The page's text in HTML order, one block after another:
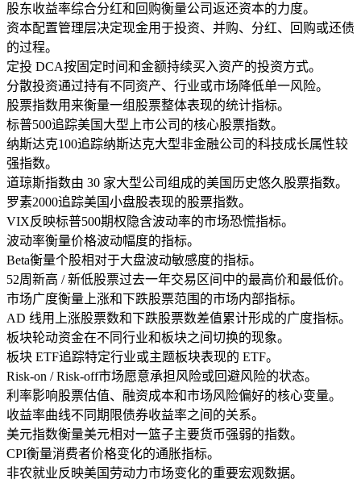
股东收益率综合分红和回购衡量公司返还资本的力度。
资本配置管理层决定现金用于投资、并购、分红、回购或还债
的过程。
定投 DCA按固定时间和金额持续买入资产的投资方式。
分散投资通过持有不同资产、行业或市场降低单一风险。
股票指数用来衡量一组股票整体表现的统计指标。
标普500追踪美国大型上市公司的核心股票指数。
纳斯达克100追踪纳斯达克大型非金融公司的科技成长属性较
强指数。
道琼斯指数由 30 家大型公司组成的美国历史悠久股票指数。
罗素2000追踪美国小盘股表现的股票指数。
VIX反映标普500期权隐含波动率的市场恐慌指标。
波动率衡量价格波动幅度的指标。
Beta衡量个股相对于大盘波动敏感度的指标。
52周新高 / 新低股票过去一年交易区间中的最高价和最低价。
市场广度衡量上涨和下跌股票范围的市场内部指标。
AD 线用上涨股票数和下跌股票数差值累计形成的广度指标。
板块轮动资金在不同行业和板块之间切换的现象。
板块 ETF追踪特定行业或主题板块表现的 ETF。
Risk-on / Risk-off市场愿意承担风险或回避风险的状态。
利率影响股票估值、融资成本和市场风险偏好的核心变量。
收益率曲线不同期限债券收益率之间的关系。
美元指数衡量美元相对一篮子主要货币强弱的指数。
CPI衡量消费者价格变化的通胀指标。
非农就业反映美国劳动力市场变化的重要宏观数据。